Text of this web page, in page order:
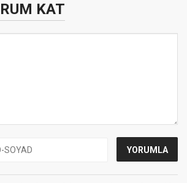
KAT